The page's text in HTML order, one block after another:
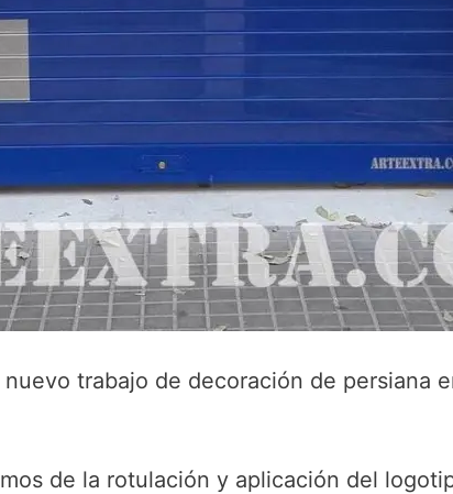
trabajo de decoración de persiana
de la rotulación y aplicación del